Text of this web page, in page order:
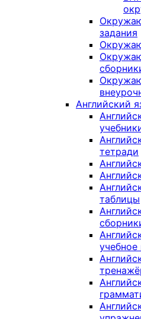
задания
Английский
тетради
таблицы
учебное